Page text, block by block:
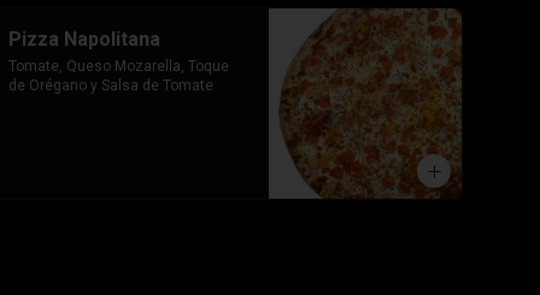
Pizza Napolitana
Tomate, Queso Mozarella, Toque
de Orégano y Salsa de Tomate